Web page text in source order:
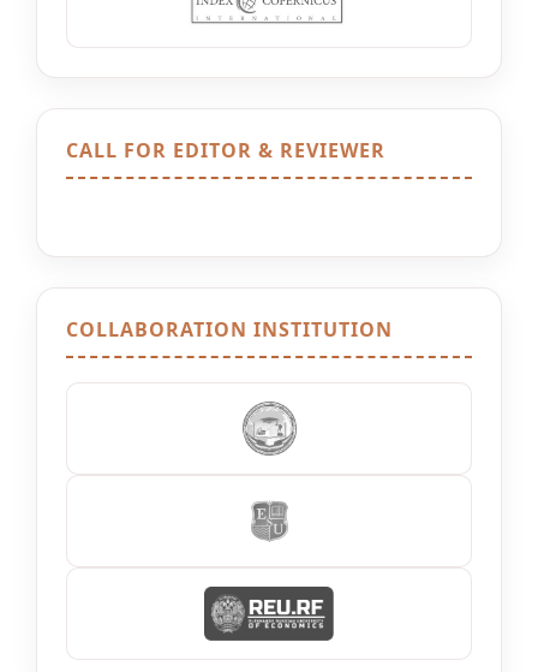
CALL FOR EDITOR & REVIEWER
COLLABORATION INSTITUTION